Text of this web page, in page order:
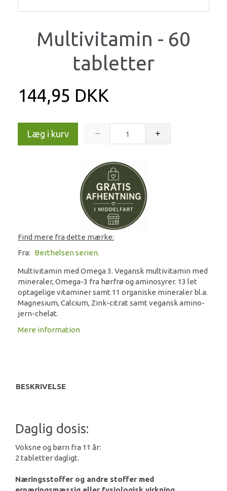
Multivitamin - 60
tabletter
144,95 DKK
Læg i kurv
Find mere fra dette mærke:
Fra: Berthelsen serien.
Multivitamin med Omega 3. Vegansk multivitamin med
mineraler, Omega-3 fra hørfrø og aminosyrer. 13 let
optagelige vitaminer samt 11 organiske mineraler bl.a.
Magnesium, Calcium, Zink-citrat samt vegansk amino-
jern-chelat.
Mere information
BESKRIVELSE
Daglig dosis:
Voksne og børn fra 11 år:
2 tabletter dagligt.
Næringsstoffer og andre stoffer med